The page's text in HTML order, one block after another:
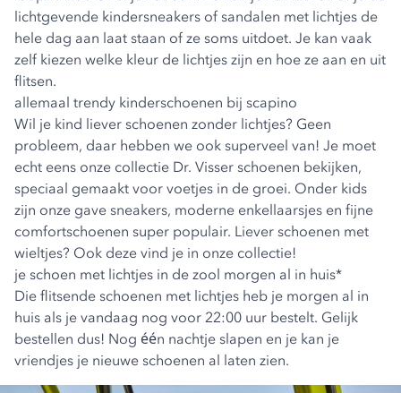
lichtgevende kindersneakers of sandalen met lichtjes de
hele dag aan laat staan of ze soms uitdoet. Je kan vaak
zelf kiezen welke kleur de lichtjes zijn en hoe ze aan en uit
flitsen.
allemaal trendy kinderschoenen bij scapino
Wil je kind liever schoenen zonder lichtjes? Geen
probleem, daar hebben we ook superveel van! Je moet
echt eens onze collectie Dr. Visser schoenen bekijken,
speciaal gemaakt voor voetjes in de groei. Onder kids
zijn onze gave sneakers, moderne enkellaarsjes en fijne
comfortschoenen super populair. Liever schoenen met
wieltjes? Ook deze vind je in onze collectie!
je schoen met lichtjes in de zool morgen al in huis*
Die flitsende schoenen met lichtjes heb je morgen al in
huis als je vandaag nog voor 22:00 uur bestelt. Gelijk
bestellen dus! Nog één nachtje slapen en je kan je
vriendjes je nieuwe schoenen al laten zien.